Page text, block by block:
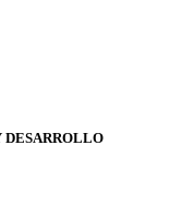
DESARROLLO